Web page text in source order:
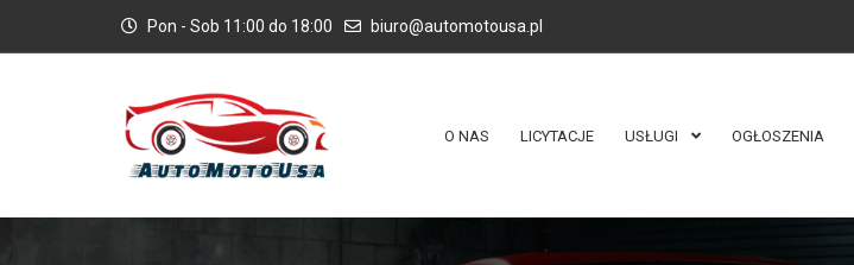
Pon - Sob 11:00 do 18:00 biuro@automotousa.pl
O NAS LICYTACJE USŁUGI OGŁOSZENIA